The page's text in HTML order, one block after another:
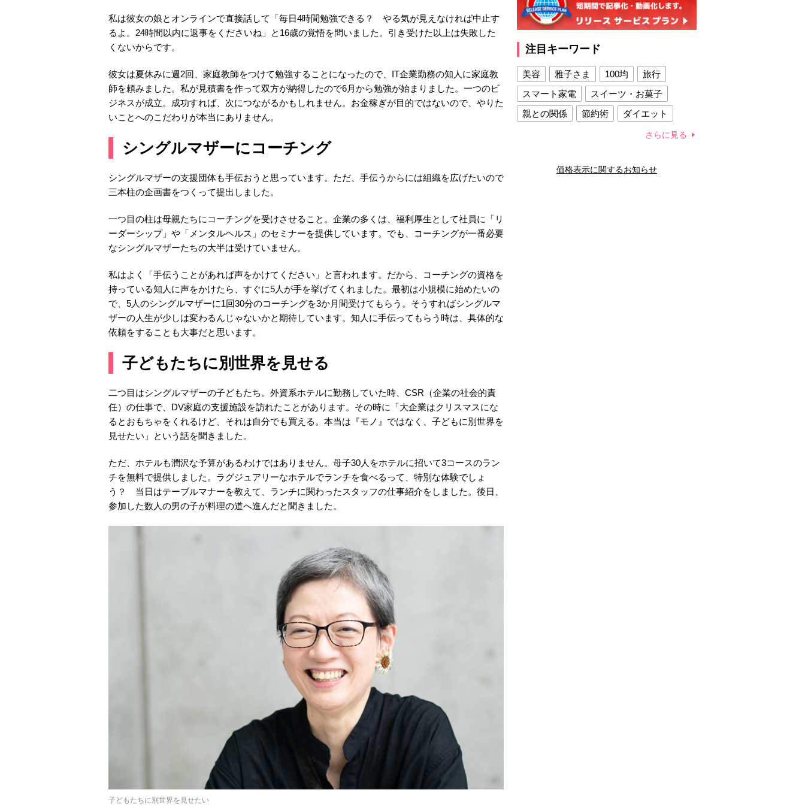
私は彼女の娘とオンラインで直接話して「毎日4時間勉強できる？ やる気が見えなければ中止す
るよ。24時間以内に返事をくださいね」と16歳の覚悟を問いました。引き受けた以上は失敗した
くないからです。
彼女は夏休みに週2回、家庭教師をつけて勉強することになったので、IT企業勤務の知人に家庭教
師を頼みました。私が見積書を作って双方が納得したので6月から勉強が始まりました。一つのビ
ジネスが成立。成功すれば、次につながるかもしれません。お金稼ぎが目的ではないので、やりた
いことへのこだわりが本当にありません。
シングルマザーにコーチング
シングルマザーの支援団体も手伝おうと思っています。ただ、手伝うからには組織を広げたいので
三本柱の企画書をつくって提出しました。
一つ目の柱は母親たちにコーチングを受けさせること。企業の多くは、福利厚生として社員に「リ
ーダーシップ」や「メンタルヘルス」のセミナーを提供しています。でも、コーチングが一番必要
なシングルマザーたちの大半は受けていません。
私はよく「手伝うことがあれば声をかけてください」と言われます。だから、コーチングの資格を
持っている知人に声をかけたら、すぐに5人が手を挙げてくれました。最初は小規模に始めたいの
で、5人のシングルマザーに1回30分のコーチングを3か月間受けてもらう。そうすればシングルマ
ザーの人生が少しは変わるんじゃないかと期待しています。知人に手伝ってもらう時は、具体的な
依頼をすることも大事だと思います。
子どもたちに別世界を見せる
二つ目はシングルマザーの子どもたち。外資系ホテルに勤務していた時、CSR（企業の社会的責
任）の仕事で、DV家庭の支援施設を訪れたことがあります。その時に「大企業はクリスマスにな
るとおもちゃをくれるけど、それは自分でも買える。本当は『モノ』ではなく、子どもに別世界を
見せたい」という話を聞きました。
ただ、ホテルも潤沢な予算があるわけではありません。母子30人をホテルに招いて3コースのラン
チを無料で提供しました。ラグジュアリーなホテルでランチを食べるって、特別な体験でしょ
う？ 当日はテーブルマナーを教えて、ランチに関わったスタッフの仕事紹介をしました。後日、
参加した数人の男の子が料理の道へ進んだと聞きました。
子どもたちに別世界を見せたい
注目キーワード
美容 雅子さま 100均
旅行
スマート家電
スイーツ・お菓子
親との関係
節約術
ダイエット
夫との関係
新津春子 どか食い
さらに見る
価格表示に関するお知らせ